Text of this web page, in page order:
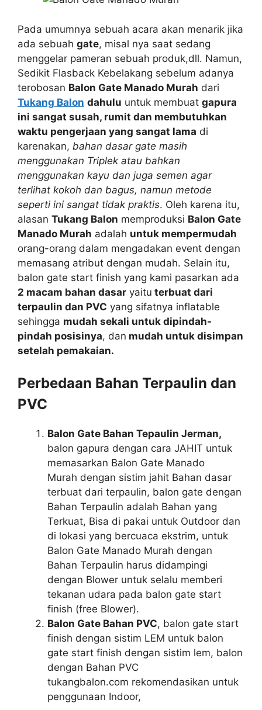
Pada umumnya sebuah acara akan menarik jika
ada sebuah gate, misal nya saat sedang
menggelar pameran sebuah produk,dll. Namun,
Sedikit Flasback Kebelakang sebelum adanya
terobosan Balon Gate Manado Murah dari
Tukang Balon dahulu untuk membuat gapura
ini sangat susah, rumit dan membutuhkan
waktu pengerjaan yang sangat lama di
karenakan, bahan dasar gate masih
menggunakan Triplek atau bahkan
menggunakan kayu dan juga semen agar
terlihat kokoh dan bagus, namun metode
seperti ini sangat tidak praktis. Oleh karena itu,
alasan Tukang Balon memproduksi Balon Gate
Manado Murah adalah untuk mempermudah
orang-orang dalam mengadakan event dengan
memasang atribut dengan mudah. Selain itu,
balon gate start finish yang kami pasarkan ada
2 macam bahan dasar yaitu terbuat dari
terpaulin dan PVC yang sifatnya inflatable
sehingga mudah sekali untuk dipindah-
pindah posisinya, dan mudah untuk disimpan
setelah pemakaian.
Perbedaan Bahan Terpaulin dan
PVC
Balon Gate Bahan Tepaulin Jerman,
balon gapura dengan cara JAHIT untuk
memasarkan Balon Gate Manado
Murah dengan sistim jahit Bahan dasar
terbuat dari terpaulin, balon gate dengan
Bahan Terpaulin adalah Bahan yang
Terkuat, Bisa di pakai untuk Outdoor dan
di lokasi yang bercuaca ekstrim, untuk
Balon Gate Manado Murah dengan
Bahan Terpaulin harus didampingi
dengan Blower untuk selalu memberi
tekanan udara pada balon gate start
finish (free Blower).
Balon Gate Bahan PVC, balon gate start
finish dengan sistim LEM untuk balon
gate start finish dengan sistim lem, balon
dengan Bahan PVC
tukangbalon.com rekomendasikan untuk
penggunaan Indoor,